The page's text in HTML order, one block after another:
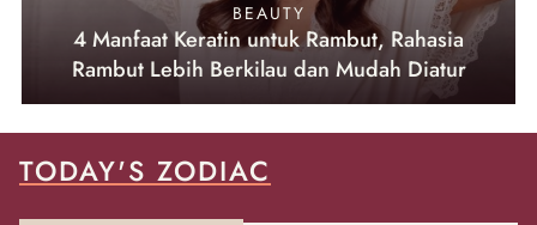
BEAUTY
4 Manfaat Keratin untuk Rambut, Rahasia
Rambut Lebih Berkilau dan Mudah Diatur
TODAY'S ZODIAC